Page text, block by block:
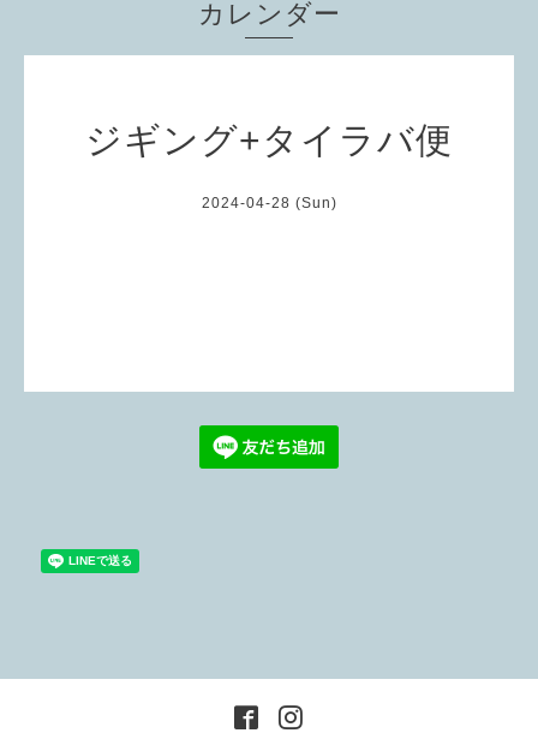
カレンダー
ジギング+タイラバ便
2024-04-28 (Sun)